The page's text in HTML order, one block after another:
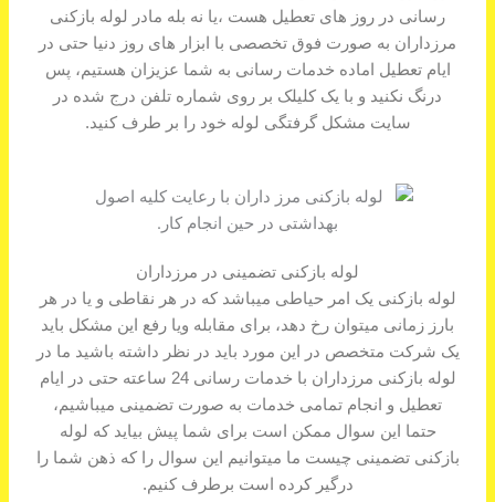
رسانی در روز های تعطیل هست ،یا نه بله مادر لوله بازکنی
مرزداران به صورت فوق تخصصی با ابزار های روز دنیا حتی در
ایام تعطیل اماده خدمات رسانی به شما عزیزان هستیم، پس
درنگ نکنید و با یک کلیلک بر روی شماره تلفن درج شده در
سایت مشکل گرفتگی لوله خود را بر طرف کنید.
لوله بازکنی تضمینی در مرزداران
لوله بازکنی یک امر حیاطی میباشد که در هر نقاطی و یا در هر
بارز زمانی میتوان رخ دهد، برای مقابله ویا رفع این مشکل باید
یک شرکت متخصص در این مورد باید در نظر داشته باشید ما در
لوله بازکنی مرزداران با خدمات رسانی 24 ساعته حتی در ایام
تعطیل و انجام تمامی خدمات به صورت تضمینی میباشیم،
حتما این سوال ممکن است برای شما پیش بیاید که لوله
بازکنی تضمینی چیست ما میتوانیم این سوال را که ذهن شما را
درگیر کرده است برطرف کنیم.